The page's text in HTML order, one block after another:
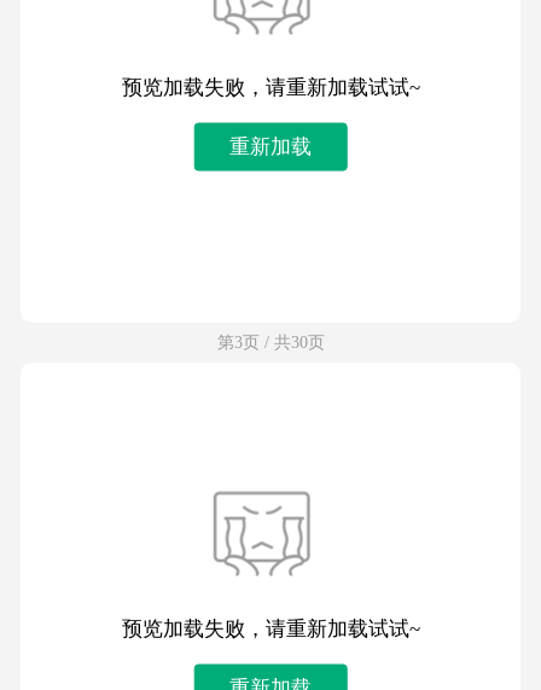
预览加载失败，请重新加载试试~
重新加载
第3页 / 共30页
预览加载失败，请重新加载试试~